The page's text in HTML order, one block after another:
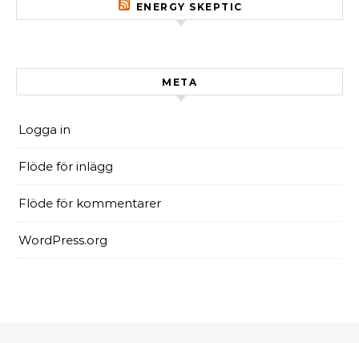
ENERGY SKEPTIC
META
Logga in
Flöde för inlägg
Flöde för kommentarer
WordPress.org